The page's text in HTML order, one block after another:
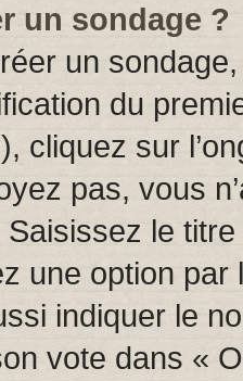
un sondage ?
un
du
cliquez sur
pas, vous
le
une option
indiquer le
vote dans «